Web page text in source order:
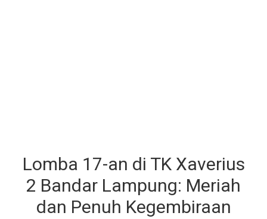
Lomba 17-an di TK Xaverius
2 Bandar Lampung: Meriah
dan Penuh Kegembiraan